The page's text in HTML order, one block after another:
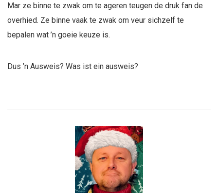
Mar ze binne te zwak om te ageren teugen de druk fan de
overhied. Ze binne vaak te zwak om veur sichzelf te
bepalen wat ’n goeie keuze is.
Dus ’n Ausweis? Was ist ein ausweis?